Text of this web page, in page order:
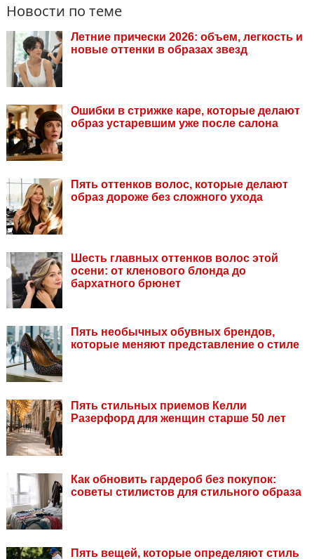
Новости по теме
Летние прически 2026: объем, легкость и
новые оттенки в образах звезд
Ошибки в стрижке каре, которые делают
образ устаревшим уже после салона
Пять оттенков волос, которые делают
образ дороже без сложного ухода
Шесть главных оттенков волос этой
осени: от кленового блонда до
бархатного брюнет
Пять необычных обувных брендов,
которые меняют представление о стиле
Пять стильных приемов Келли
Разерфорд для женщин старше 50 лет
Как обновить гардероб без покупок:
советы стилистов для стильного образа
Пять вещей, которые определяют стиль